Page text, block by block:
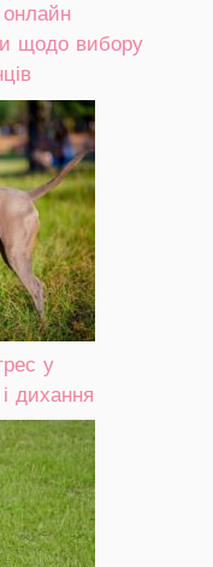
щодо вибору
у
дихання